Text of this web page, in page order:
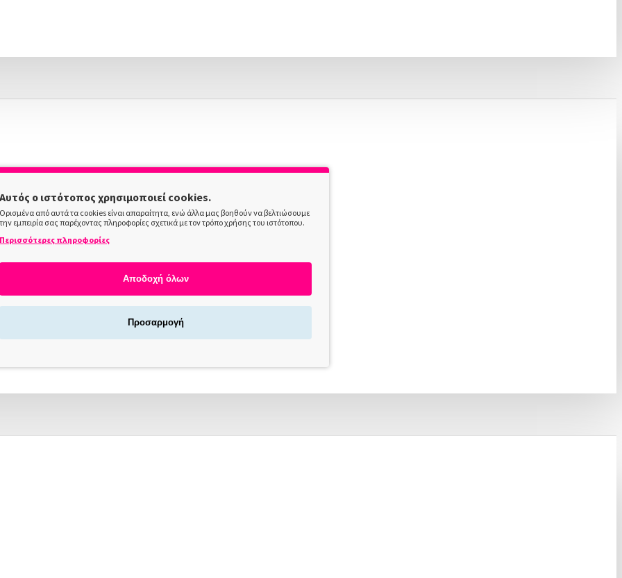
Αυτός ο ιστότοπος χρησιμοποιεί cookies.
Ορισμένα από αυτά τα cookies είναι απαραίτητα, ενώ άλλα μας βοηθούν να βελτιώσουμε
την εμπειρία σας παρέχοντας πληροφορίες σχετικά με τον τρόπο χρήσης του ιστότοπου.
Περισσότερες πληροφορίες
Αποδοχή όλων
Προσαρμογή